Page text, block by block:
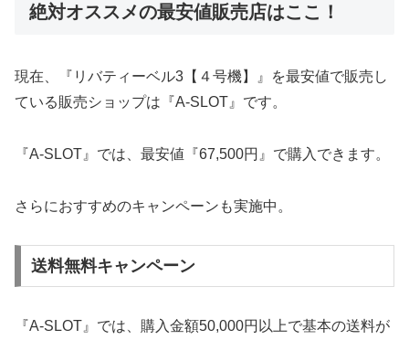
絶対オススメの最安値販売店はここ！
現在、『リバティーベル3【４号機】』を最安値で販売し
ている販売ショップは『A-SLOT』です。
『A-SLOT』では、最安値『67,500円』で購入できます。
さらにおすすめのキャンペーンも実施中。
送料無料キャンペーン
『A-SLOT』では、購入金額50,000円以上で基本の送料が